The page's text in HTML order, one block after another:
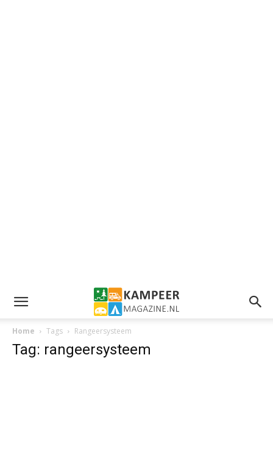
Home Tags Rangeersysteem
Tag: rangeersysteem